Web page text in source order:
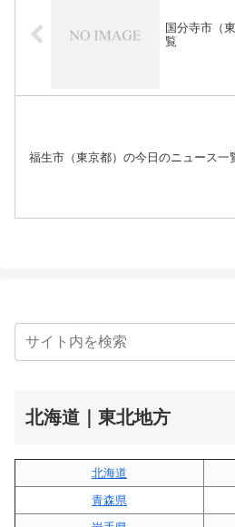
国分寺市（
覧
福生市（東京都）の今日のニュース一
北海道｜東北地方
北海道
青森県